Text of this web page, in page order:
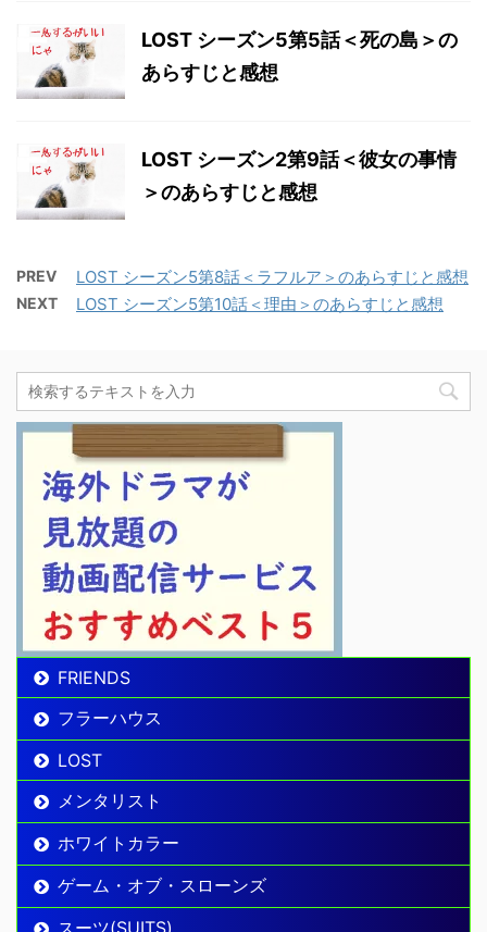
LOST シーズン5第5話＜死の島＞の
あらすじと感想
LOST シーズン2第9話＜彼女の事情
＞のあらすじと感想
PREV LOST シーズン5第8話＜ラフルア＞のあらすじと感想
NEXT LOST シーズン5第10話＜理由＞のあらすじと感想
FRIENDS
フラーハウス
LOST
メンタリスト
ホワイトカラー
ゲーム・オブ・スローンズ
スーツ(SUITS)